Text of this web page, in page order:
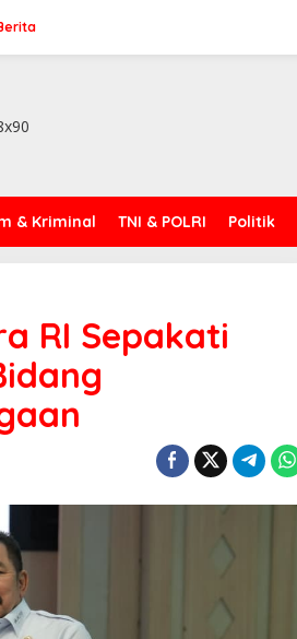
& Kriminal TNI & POLRI Politik
RI Sepakati